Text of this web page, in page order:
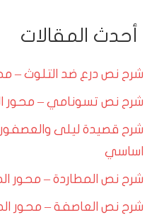
أحدث المقالات
شرح نص درع ضد التلوث –
شرح نص تسونامي – محور
شرح قصيدة ليلى
اساسي
شرح نص المطاردة – محور
شرح نص العاصفة – محور